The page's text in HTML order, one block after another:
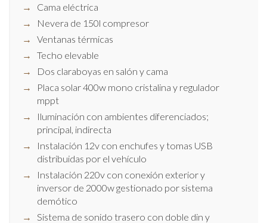
Cama eléctrica
Nevera de 150l compresor
Ventanas térmicas
Techo elevable
Dos claraboyas en salón y cama
Placa solar 400w mono cristalina y regulador
mppt
Iluminación con ambientes diferenciados;
principal, indirecta
Instalación 12v con enchufes y tomas USB
distribuidas por el vehículo
Instalación 220v con conexión exterior y
inversor de 2000w gestionado por sistema
demótico
Sistema de sonido trasero con doble din y